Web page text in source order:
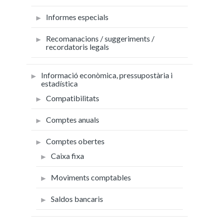
Informes especials
Recomanacions / suggeriments /
recordatoris legals
Informació econòmica, pressupostària i
estadística
Compatibilitats
Comptes anuals
Comptes obertes
Caixa fixa
Moviments comptables
Saldos bancaris